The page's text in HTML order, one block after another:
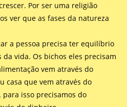
Por ser uma religião
ver que as fases da natureza
a pessoa precisa ter equilíbrio
vida. Os bichos eles precisam
vem através do
casa que vem através do
isso precisamos do